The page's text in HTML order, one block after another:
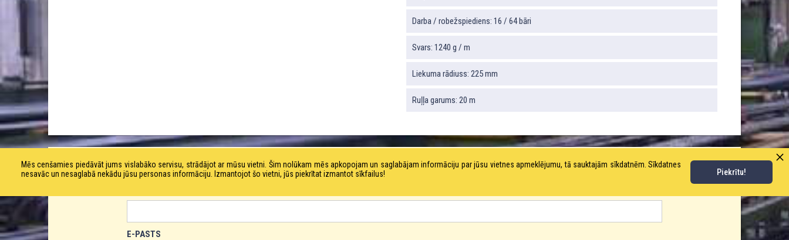
Darba / robežspiediens: 16 / 64 bāri
Svars: 1240 g / m
Liekuma rādiuss: 225 mm
Ruļļa garums: 20 m
PASŪTĪT PRODUKTU!
E-PASTS
Mēs cenšamies piedāvāt jums vislabāko servisu, strādājot ar mūsu vietni. Šim nolūkam mēs apkopojam un saglabājam informāciju par jūsu vietnes apmeklējumu, tā sauktajām sīkdatnēm. Sīkdatnes
nesavāc un nesaglabā nekādu jūsu personas informāciju. Izmantojot šo vietni, jūs piekrītat izmantot sīkfailus!
Piekrītu!